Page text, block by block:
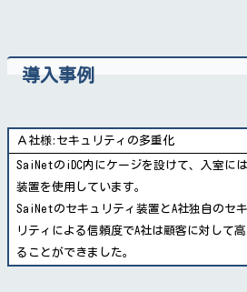
導入事例
Ａ社様:セキュリティの多重化
SaiNetのiDC内にケージを設けて、入室に
装置を使用しています。
SaiNetのセキュリティ装置とA社独自のセ
リティによる信頼度でA社は顧客に対して
ることができました。